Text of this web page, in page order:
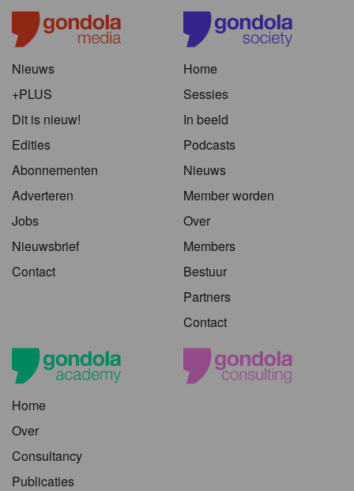
Nieuws
+PLUS
Dit is nieuw!
Edities
Abonnementen
Adverteren
Jobs
Nieuwsbrief
Contact
Home
Sessies
In beeld
Podcasts
Nieuws
Member worden
Over
Members
Bestuur
Partners
Contact
Home
Over
Consultancy
Publicaties